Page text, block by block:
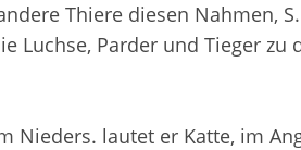
Thiere diesen Nahmen,
Luchse, Parder und Tieger zu
Nieders. lautet er Katte, im